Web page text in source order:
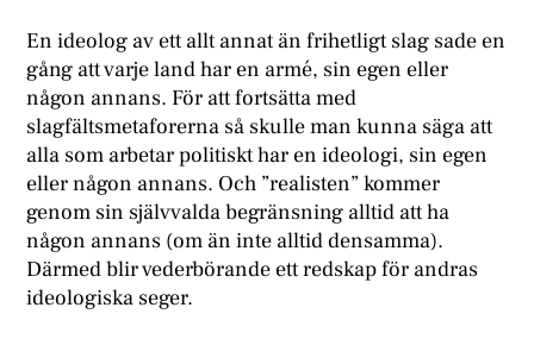
En ideolog av ett allt annat än frihetligt slag sade en
gång att varje land har en armé, sin egen eller
någon annans. För att fortsätta med
slagfältsmetaforerna så skulle man kunna säga att
alla som arbetar politiskt har en ideologi, sin egen
eller någon annans. Och ”realisten” kommer
genom sin självvalda begränsning alltid att ha
någon annans (om än inte alltid densamma).
Därmed blir vederbörande ett redskap för andras
ideologiska seger.